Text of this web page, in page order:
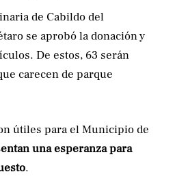
de Cabildo del
se aprobó la donación y
De estos, 63 serán
carecen de parque
útiles para el Municipio de
una esperanza para
.